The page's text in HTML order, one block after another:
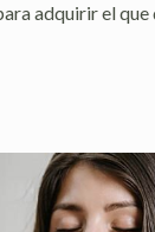
adquirir el que